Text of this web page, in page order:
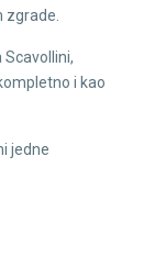
zgrade.
i kao
jedne